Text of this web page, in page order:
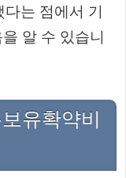
는 점에서 기
알 수 있습니
유확약비